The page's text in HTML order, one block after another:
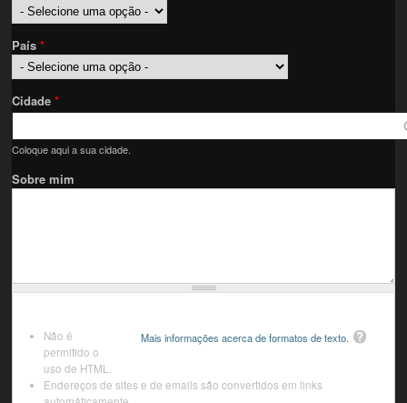
País*
Cidade*
Coloque aqui a sua cidade.
Sobre mim
Mais informações acerca de formatos de texto.
Não é
permitido o
uso de HTML.
Endereços de sites e de emails são convertidos em links